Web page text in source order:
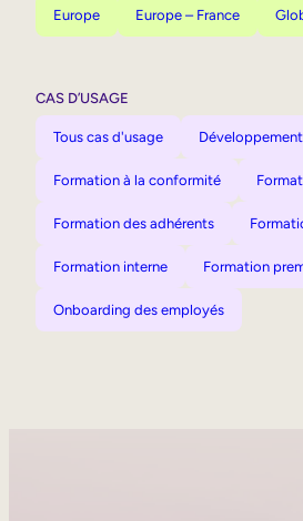
Europe Europe – France
CAS D’USAGE
Tous cas d'usage
Formation à la conformité
Formation des adhérents
Formation interne Formation
Onboarding des employés